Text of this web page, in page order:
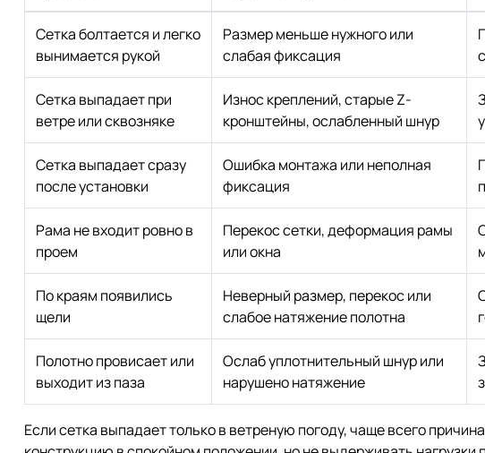
Сетка болтается и легко
вынимается рукой
Размер меньше нужного или
слабая фиксация
Сетка выпадает при
ветре или сквозняке
Износ креплений, старые Z-
кронштейны, ослабленный шнур
Сетка выпадает сразу
после установки
Ошибка монтажа или неполная
фиксация
Рама не входит ровно в
проем
Перекос сетки, деформация рамы
или окна
По краям появились
щели
Неверный размер, перекос или
слабое натяжение полотна
Полотно провисает или
выходит из паза
Ослаб уплотнительный шнур или
нарушено натяжение
Если сетка выпадает только в ветреную погоду, чаще всего